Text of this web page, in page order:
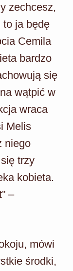
zechcesz,
to ja będę
Cemila
bardzo
się
wątpić w
wraca
Melis
niego
trzy
kobieta.
–
mówi
środki,